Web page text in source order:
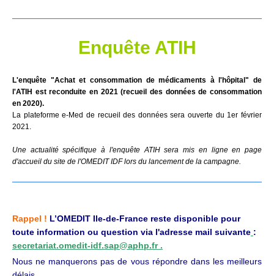
Enquête ATIH
L'enquête "Achat et consommation de médicaments à l'hôpital" de
l'ATIH est reconduite en 2021 (recueil des données de consommation
en 2020).
La plateforme e-Med de recueil des données sera ouverte du 1er février
2021.
Une actualité spécifique à l'enquête ATIH sera mis en ligne en page
d'accueil du site de l'OMEDIT IDF lors du lancement de la campagne.
Rappel ! L’OMEDIT Ile-de-France reste disponible pour
toute information ou question via l'adresse mail suivante :
secretariat.omedit-idf.sap@aphp.fr .
Nous ne manquerons pas de vous répondre dans les meilleurs